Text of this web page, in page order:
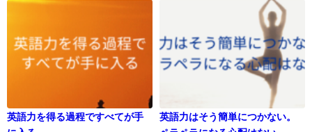
英語力を得る過程ですべてが手
英語力はそう簡単につかない。